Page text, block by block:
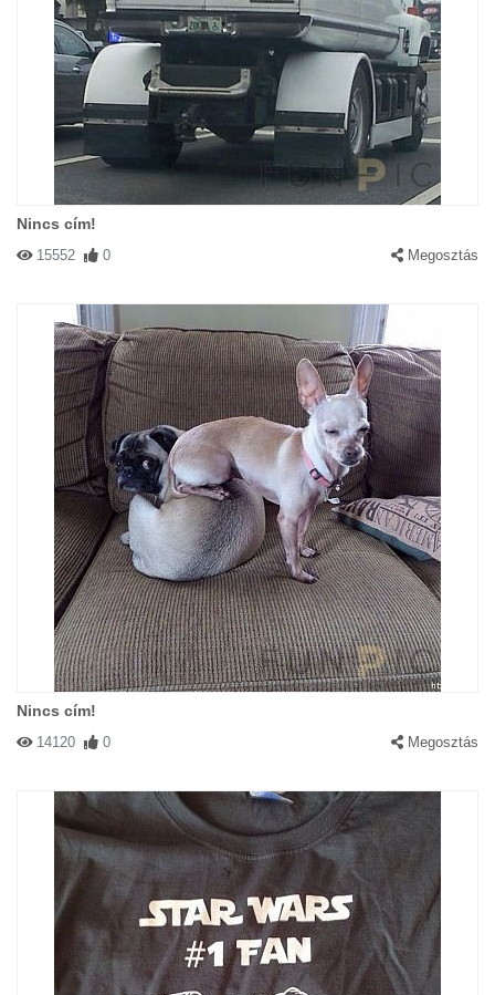
Nincs cím!
15552 0 Megosztás
Nincs cím!
14120 0 Megosztás